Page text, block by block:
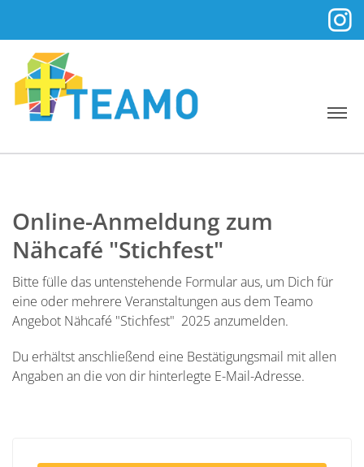
Online-Anmeldung zum
Nähcafé "Stichfest"
Bitte fülle das untenstehende Formular aus, um Dich für
eine oder mehrere Veranstaltungen aus dem Teamo
Angebot Nähcafé "Stichfest" 2025 anzumelden.
Du erhältst anschließend eine Bestätigungsmail mit allen
Angaben an die von dir hinterlegte E-Mail-Adresse.